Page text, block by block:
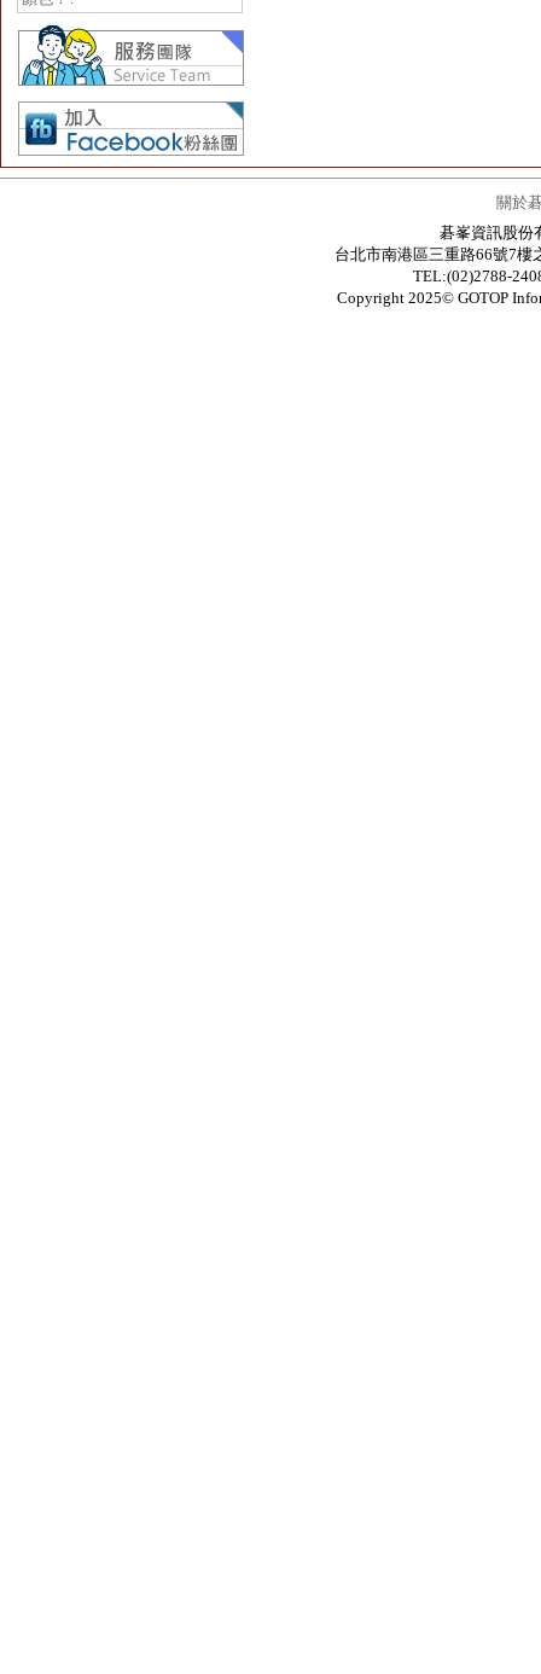
關於
碁峯資訊股份
台北市南港區三重路66號7樓
TEL:(02)2788-
Copyright 2025© GOTOP